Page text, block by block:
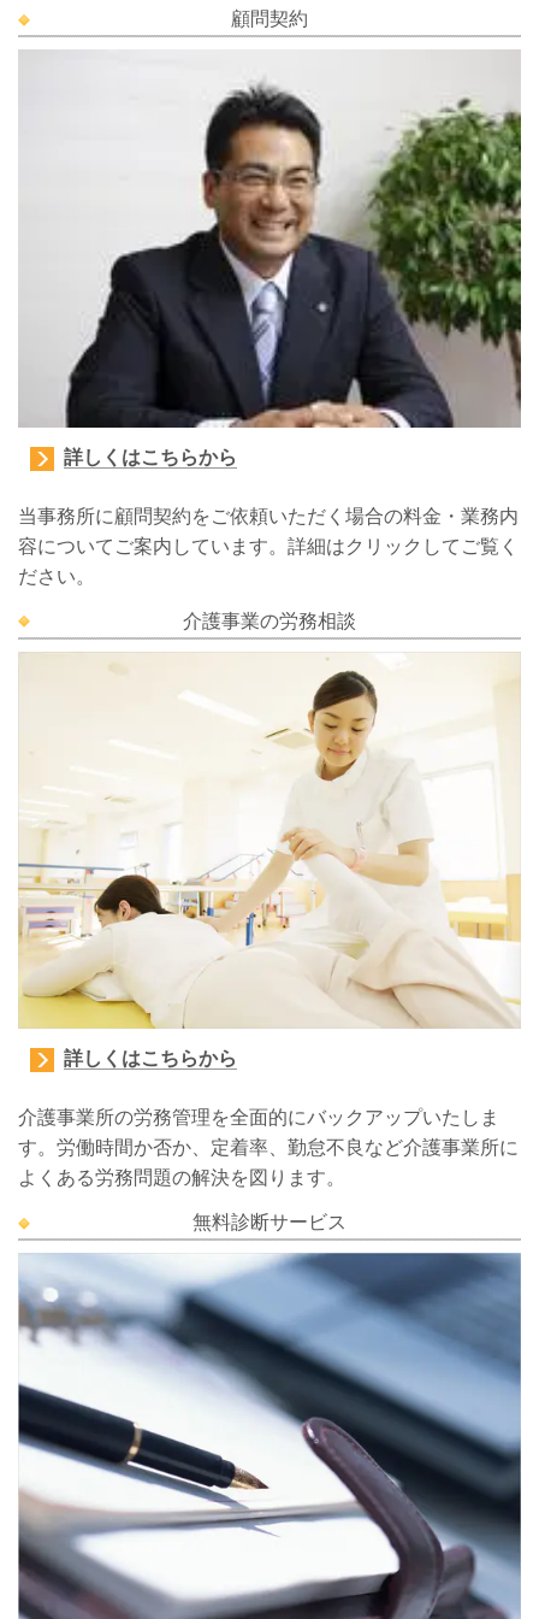
顧問契約
詳しくはこちらから
当事務所に顧問契約をご依頼いただく場合の料金・業務内
容についてご案内しています。詳細はクリックしてご覧く
ださい。
介護事業の労務相談
詳しくはこちらから
介護事業所の労務管理を全面的にバックアップいたしま
す。労働時間か否か、定着率、勤怠不良など介護事業所に
よくある労務問題の解決を図ります。
無料診断サービス